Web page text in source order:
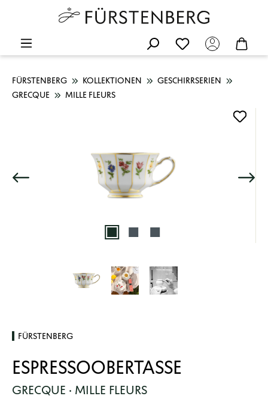
FÜRSTENBERG KOLLEKTIONEN
GESCHIRRSERIEN
GRECQUE
MILLE FLEURS
FÜRSTENBERG
ESPRESSOOBERTASSE
GRECQUE · MILLE FLEURS